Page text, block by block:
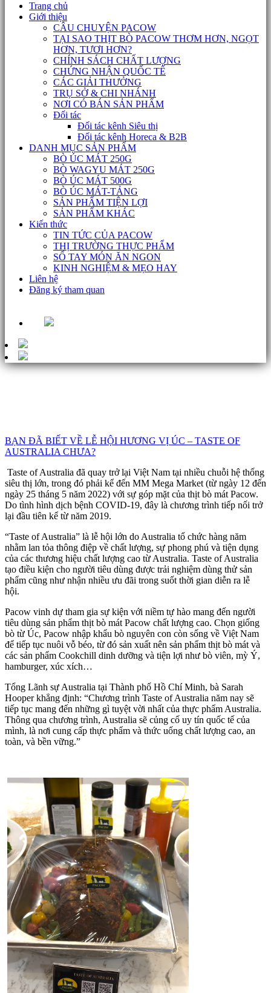
Trang chủ
Giới thiệu
CÂU CHUYỆN PACOW
TẠI SAO THỊT BÒ PACOW THƠM HƠN, NGỌT
HƠN, TƯƠI HƠN?
CHÍNH SÁCH CHẤT LƯỢNG
CHỨNG NHẬN QUỐC TẾ
CÁC GIẢI THƯỞNG
TRỤ SỞ & CHI NHÁNH
NƠI CÓ BÁN SẢN PHẨM
Đối tác
Đối tác kênh Siêu thị
Đối tác kênh Horeca & B2B
DANH MỤC SẢN PHẨM
BÒ ÚC MÁT 250G
BÒ WAGYU MÁT 250G
BÒ ÚC MÁT 500G
BÒ ÚC MÁT-TẢNG
SẢN PHẨM TIỆN LỢI
SẢN PHẨM KHÁC
Kiến thức
TIN TỨC CỦA PACOW
THỊ TRƯỜNG THỰC PHẨM
SỔ TAY MÓN ĂN NGON
KINH NGHIỆM & MẸO HAY
Liên hệ
Đăng ký tham quan
BẠN ĐÃ BIẾT VỀ LỄ HỘI HƯƠNG VỊ ÚC – TASTE OF
AUSTRALIA CHƯA?
Taste of Australia đã quay trở lại Việt Nam tại nhiều chuỗi hệ thống
siêu thị lớn, trong đó phải kể đến MM Mega Market (từ ngày 12 đến
ngày 25 tháng 5 năm 2022) với sự góp mặt của thịt bò mát Pacow.
Do tình hình dịch bệnh COVID-19, đây là chương trình tiếp nối trở
lại đầu tiên kể từ năm 2019.
“Taste of Australia” là lễ hội lớn do Australia tổ chức hàng năm
nhằm lan tỏa thông điệp về chất lượng, sự phong phú và tiện dụng
của các thương hiệu chất lượng cao từ Australia. Taste of Australia
tạo điều kiện cho người tiêu dùng được trải nghiệm dùng thử sản
phẩm cũng như nhận nhiều ưu đãi trong suốt thời gian diễn ra lễ
hội.
Pacow vinh dự tham gia sự kiện với niềm tự hào mang đến người
tiêu dùng sản phẩm thịt bò mát Pacow chất lượng cao. Chọn giống
bò từ Úc, Pacow nhập khẩu bò nguyên con còn sống về Việt Nam
để tiếp tục nuôi vỗ béo, từ đó sản xuất nên sản phẩm thịt bò mát và
các sản phẩm Cookchill dinh dưỡng và tiện lợi như bò viên, mỳ Ý,
hamburger, xúc xích…
Tổng Lãnh sự Australia tại Thành phố Hồ Chí Minh, bà Sarah
Hooper khẳng định: “Chương trình Taste of Australia năm nay sẽ
tiếp tục mang đến những gì tuyệt vời nhất của thực phẩm Australia.
Thông qua chương trình, Australia sẽ củng cố uy tín quốc tế của
mình, là nơi cung cấp thực phẩm và thức uống chất lượng cao, an
toàn, và bền vững.”